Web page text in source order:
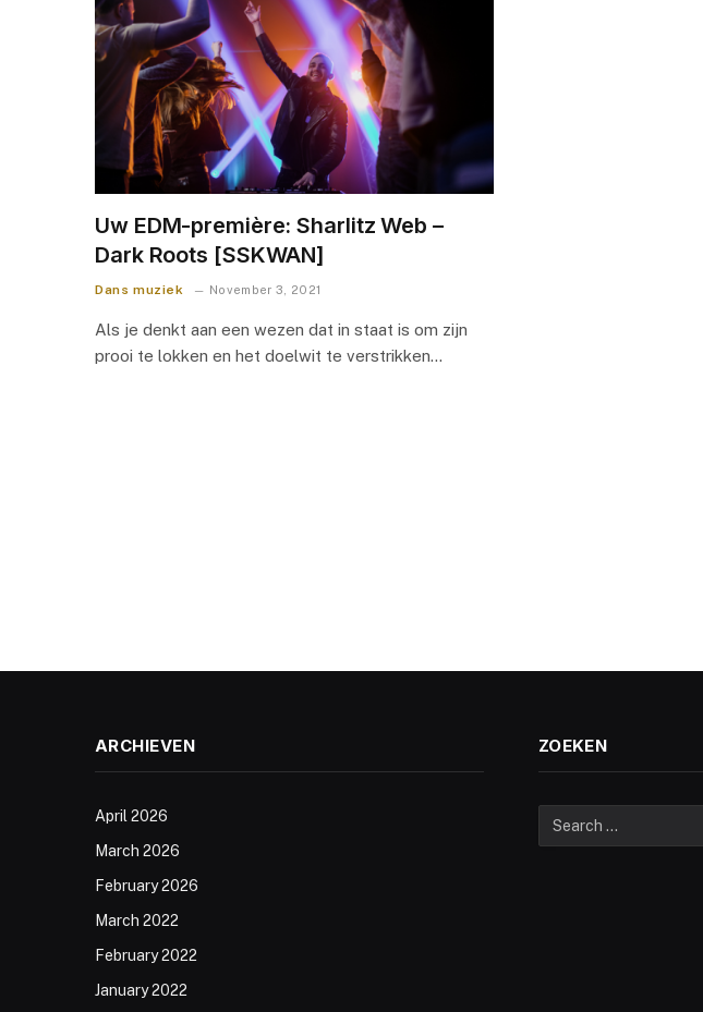
Uw EDM-première: Sharlitz Web –
Dark Roots [SSKWAN]
Dans muziek November 3, 2021
Als je denkt aan een wezen dat in staat is om zijn
prooi te lokken en het doelwit te verstrikken…
ARCHIEVEN
April 2026
March 2026
February 2026
March 2022
February 2022
January 2022
ZOEKEN